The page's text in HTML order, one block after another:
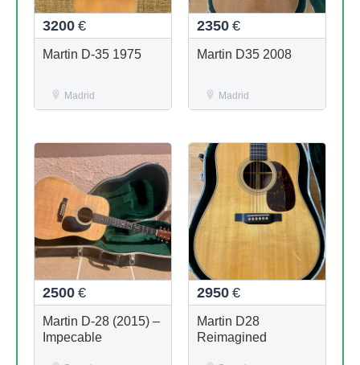
3200 €
Martin D-35 1975
Madrid
2350 €
Martin D35 2008
Madrid
2500 €
Martin D-28 (2015) –
Impecable
2950 €
Martin D28
Reimagined